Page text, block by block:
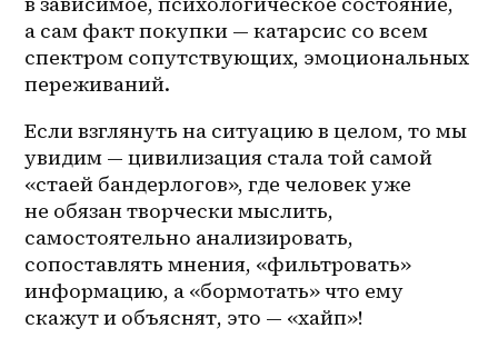
а сам факт покупки — катарсис со всем
спектром сопутствующих, эмоциональных
переживаний.
Если взглянуть на ситуацию в целом, то мы
увидим — цивилизация стала той самой
«стаей бандерлогов», где человек уже
не обязан творчески мыслить,
самостоятельно анализировать,
сопоставлять мнения, «фильтровать»
информацию, а «бормотать» что ему
скажут и объяснят, это — «хайп»!